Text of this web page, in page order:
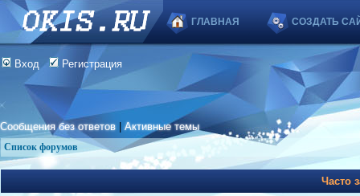
ГЛАВНАЯ СОЗДАТЬ
Вход Регистрация
Сообщения без ответов |Активные темы
Список форумов
Часто